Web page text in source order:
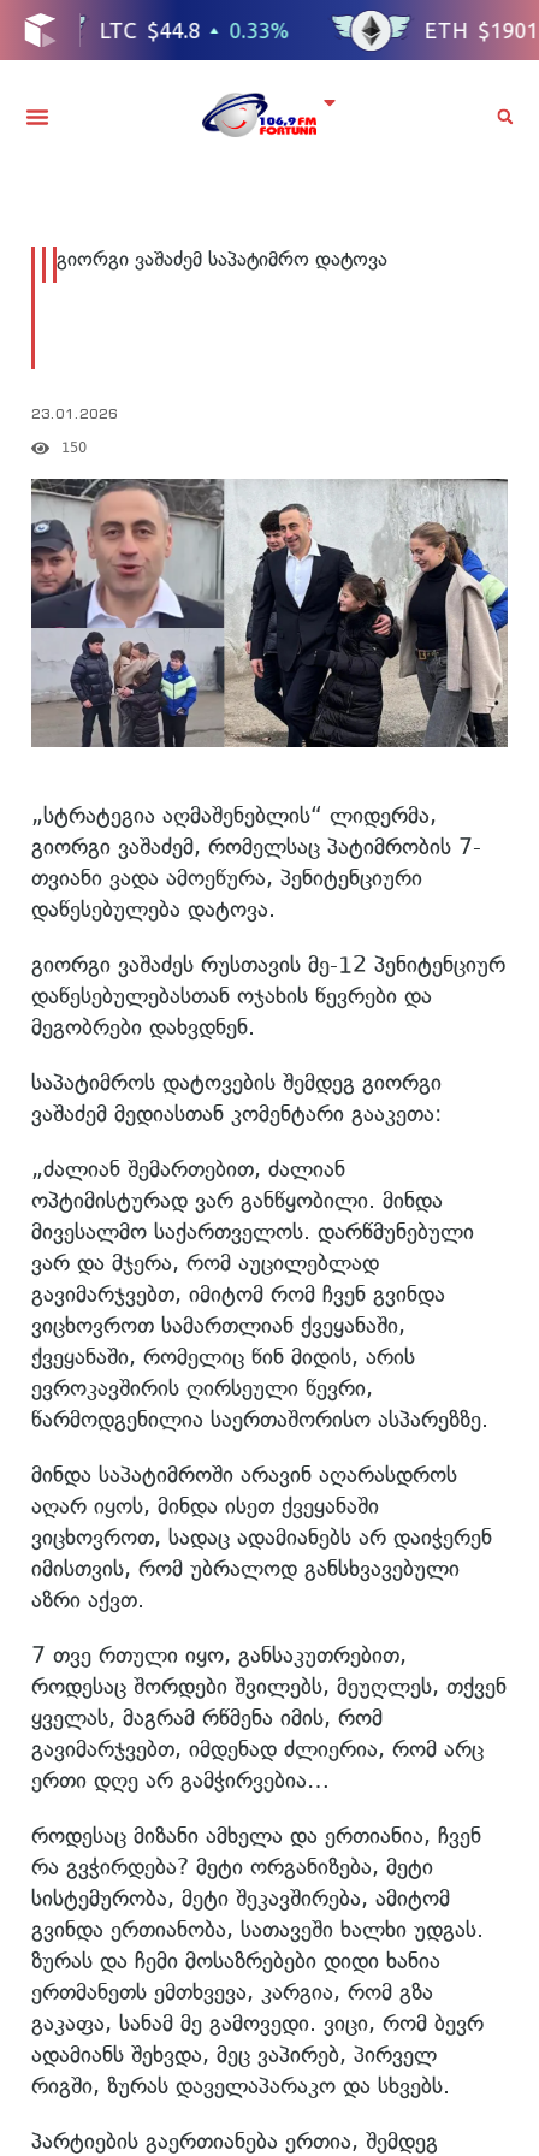
გიორგი ვაშაძემ საპატიმრო დატოვა
23.01.2026
150
„სტრატეგია აღმაშენებლის“ ლიდერმა,
გიორგი ვაშაძემ, რომელსაც პატიმრობის 7-
თვიანი ვადა ამოეწურა, პენიტენციური
დაწესებულება დატოვა.
გიორგი ვაშაძეს რუსთავის მე-12 პენიტენციურ
დაწესებულებასთან ოჯახის წევრები და
მეგობრები დახვდნენ.
საპატიმროს დატოვების შემდეგ გიორგი
ვაშაძემ მედიასთან კომენტარი გააკეთა:
„ძალიან შემართებით, ძალიან
ოპტიმისტურად ვარ განწყობილი. მინდა
მივესალმო საქართველოს. დარწმუნებული
ვარ და მჯერა, რომ აუცილებლად
გავიმარჯვებთ, იმიტომ რომ ჩვენ გვინდა
ვიცხოვროთ სამართლიან ქვეყანაში,
ქვეყანაში, რომელიც წინ მიდის, არის
ევროკავშირის ღირსეული წევრი,
წარმოდგენილია საერთაშორისო ასპარეზზე.
მინდა საპატიმროში არავინ აღარასდროს
აღარ იყოს, მინდა ისეთ ქვეყანაში
ვიცხოვროთ, სადაც ადამიანებს არ დაიჭერენ
იმისთვის, რომ უბრალოდ განსხვავებული
აზრი აქვთ.
7 თვე რთული იყო, განსაკუთრებით,
როდესაც შორდები შვილებს, მეუღლეს, თქვენ
ყველას, მაგრამ რწმენა იმის, რომ
გავიმარჯვებთ, იმდენად ძლიერია, რომ არც
ერთი დღე არ გამჭირვებია…
როდესაც მიზანი ამხელა და ერთიანია, ჩვენ
რა გვჭირდება? მეტი ორგანიზება, მეტი
სისტემურობა, მეტი შეკავშირება, ამიტომ
გვინდა ერთიანობა, სათავეში ხალხი უდგას.
ზურას და ჩემი მოსაზრებები დიდი ხანია
ერთმანეთს ემთხვევა, კარგია, რომ გზა
გაკაფა, სანამ მე გამოვედი. ვიცი, რომ ბევრ
ადამიანს შეხვდა, მეც ვაპირებ, პირველ
რიგში, ზურას დაველაპარაკო და სხვებს.
პარტიების გაერთიანება ერთია, შემდეგ